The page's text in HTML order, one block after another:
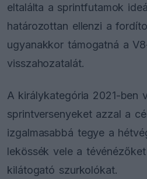
eltalálta a sprintfutamok
határozottan ellenzi a
ugyanakkor támogatná a
visszahozatalát.
A királykategória 2021-ben
sprintversenyeket azzal a
izgalmasabbá tegye a
lekössék vele a
kilátogató szurkolókat.